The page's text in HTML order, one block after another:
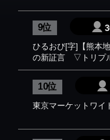
9 位
ひるおび[字]【熊本
の新証言 ▽トリプル
10 位
東京マーケットワ